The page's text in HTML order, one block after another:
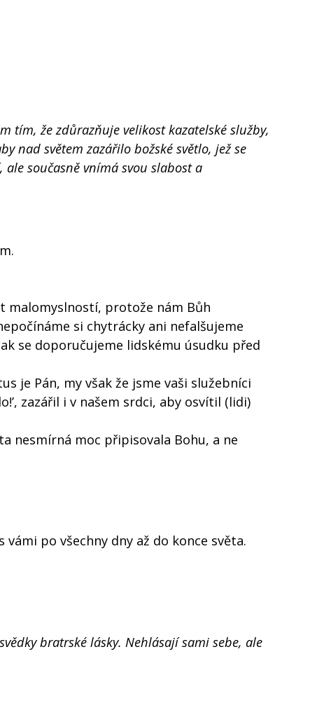
tím, že zdůrazňuje velikost kazatelské služby,
nad světem zazářilo božské světlo, jež se
ale současně vnímá svou slabost a
malomyslností, protože nám Bůh
si chytrácky ani nefalšujeme
se doporučujeme lidskému úsudku před
je Pán, my však že jsme vaši služebníci
zazářil i v našem srdci, aby osvítil (lidi)
nesmírná moc připisovala Bohu, a ne
vámi po všechny dny až do konce světa.
bratrské lásky. Nehlásají sami sebe, ale